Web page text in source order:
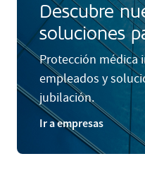
Descubre
soluciones
Protección médica
empleados y
jubilación.
Ir a empresas